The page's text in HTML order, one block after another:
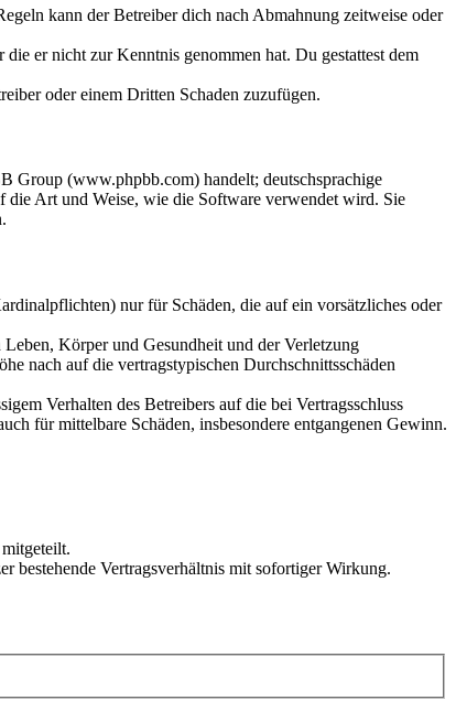
kann der Betreiber dich nach Abmahnung zeitweise oder
er nicht zur Kenntnis genommen hat. Du gestattest dem
oder einem Dritten Schaden zuzufügen.
Group (www.phpbb.com) handelt; deutschsprachige
die Art und Weise, wie die Software verwendet wird. Sie
nur für Schäden, die auf ein vorsätzliches oder
Körper und Gesundheit und der Verletzung
nach auf die vertragstypischen Durchschnittsschäden
Verhalten des Betreibers auf die bei Vertragsschluss
für mittelbare Schäden, insbesondere entgangenen Gewinn.
bestehende Vertragsverhältnis mit sofortiger Wirkung.